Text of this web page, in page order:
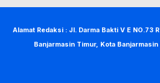
Alamat Redaksi : Jl. Darma Bakti V E NO.73
Banjarmasin Timur, Kota